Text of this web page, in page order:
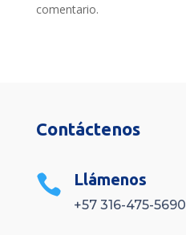
comentario.
Contáctenos
 Llámenos
+57 316-475-5690